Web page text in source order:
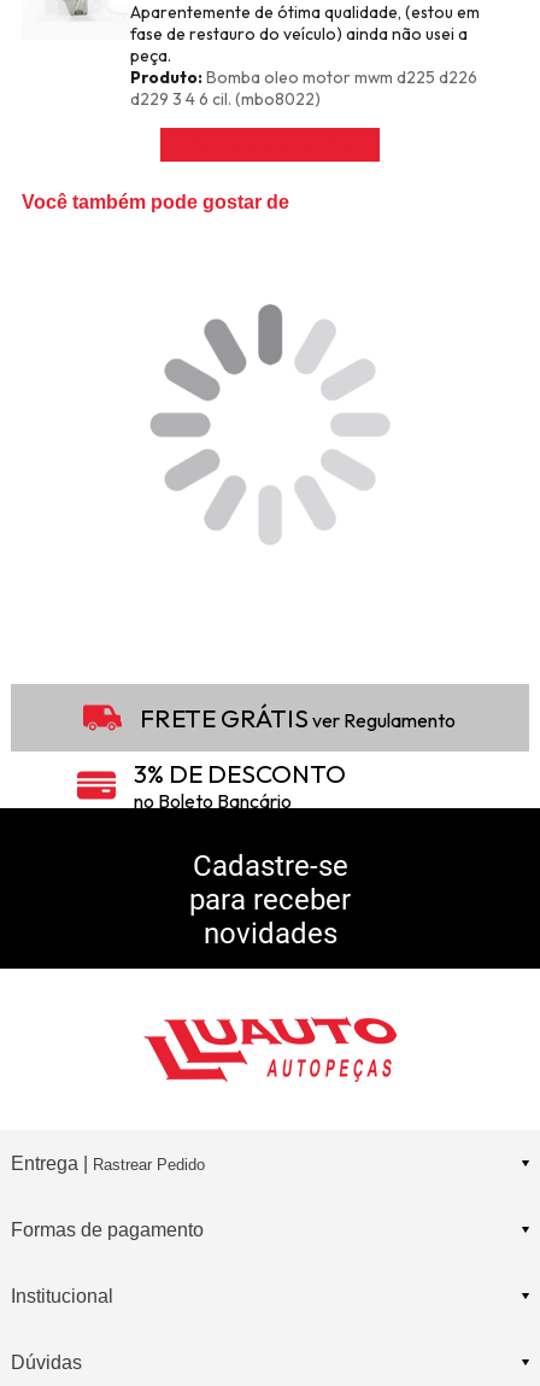
Aparentemente de ótima qualidade, (estou em
fase de restauro do veículo) ainda não usei a
peça.
Produto:Bomba oleo motor mwm d225 d226
d229 3 4 6 cil. (mbo8022)
Você também pode gostar de
FRETE GRÁTIS ver Regulamento
3% DE DESCONTO
no Boleto Bancário
5% DE DESCONTO
10% DE CASHBACK
Consulte Regulamento
Cadastre-se
para receber
novidades
Entrega | Rastrear Pedido
Formas de pagamento
Institucional
Dúvidas